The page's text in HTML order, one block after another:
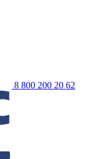
8 800 200 20 62